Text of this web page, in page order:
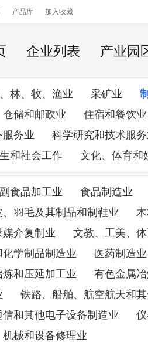
产品库 加入收藏
企业列表 产业园
林、牧、渔业 采矿业
储和邮政业
住宿和餐饮业
服务业
科学研究和技术服
和社会工作 文化、体育和
食品加工业
食品制造业
、羽毛及其制品和制鞋业
介复制业
文教、工美、
学制品制造业
医药制造业
和压延加工业
有色金属
铁路、船舶、航空航天和
和其他电子设备制造业
械和设备修理业